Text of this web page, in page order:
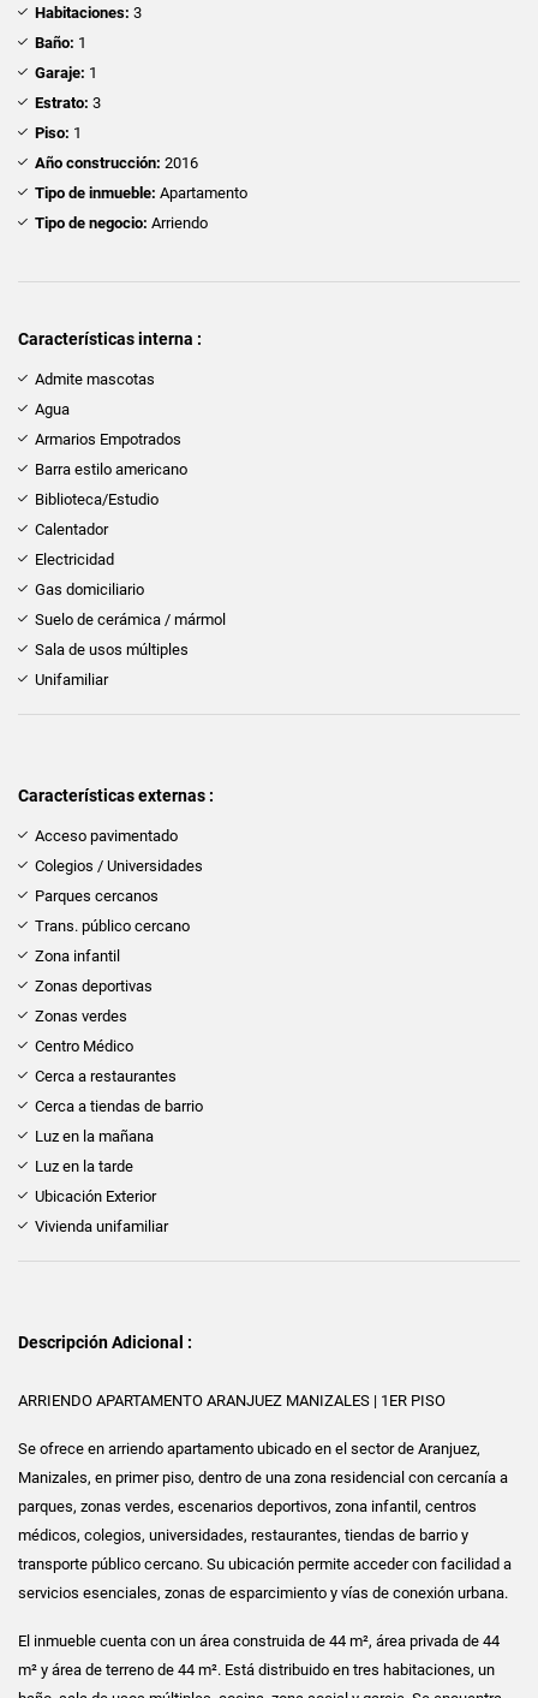
Habitaciones: 3
Baño: 1
Garaje: 1
Estrato: 3
Piso: 1
Año construcción: 2016
Tipo de inmueble: Apartamento
Tipo de negocio: Arriendo
Características interna :
Admite mascotas
Agua
Armarios Empotrados
Barra estilo americano
Biblioteca/Estudio
Calentador
Electricidad
Gas domiciliario
Suelo de cerámica / mármol
Sala de usos múltiples
Unifamiliar
Características externas :
Acceso pavimentado
Colegios / Universidades
Parques cercanos
Trans. público cercano
Zona infantil
Zonas deportivas
Zonas verdes
Centro Médico
Cerca a restaurantes
Cerca a tiendas de barrio
Luz en la mañana
Luz en la tarde
Ubicación Exterior
Vivienda unifamiliar
Descripción Adicional :
ARRIENDO APARTAMENTO ARANJUEZ MANIZALES | 1ER PISO
Se ofrece en arriendo apartamento ubicado en el sector de Aranjuez,
Manizales, en primer piso, dentro de una zona residencial con cercanía a
parques, zonas verdes, escenarios deportivos, zona infantil, centros
médicos, colegios, universidades, restaurantes, tiendas de barrio y
transporte público cercano. Su ubicación permite acceder con facilidad a
servicios esenciales, zonas de esparcimiento y vías de conexión urbana.
El inmueble cuenta con un área construida de 44 m², área privada de 44
m² y área de terreno de 44 m². Está distribuido en tres habitaciones, un